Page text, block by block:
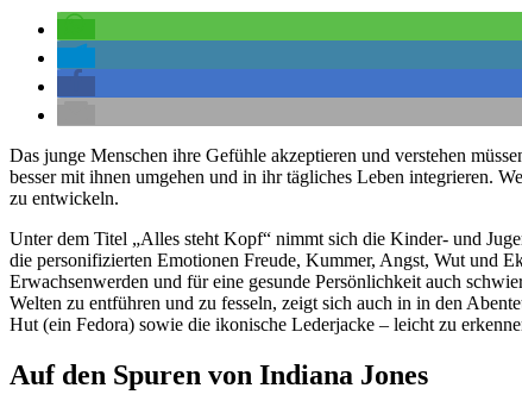
Das junge Menschen ihre Gefühle akzeptieren und verstehen
besser mit ihnen umgehen und in ihr tägliches Leben integrieren.
zu entwickeln.
Unter dem Titel „Alles steht Kopf“ nimmt sich die Kinder- und
die personifizierten Emotionen Freude, Kummer, Angst, Wut und
Erwachsenwerden und für eine gesunde Persönlichkeit auch
Welten zu entführen und zu fesseln, zeigt sich auch in in den
Hut (ein Fedora) sowie die ikonische Lederjacke – leicht zu
Auf den Spuren von Indiana Jones